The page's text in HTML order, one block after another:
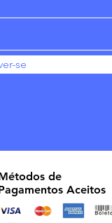
se
de
Aceitos